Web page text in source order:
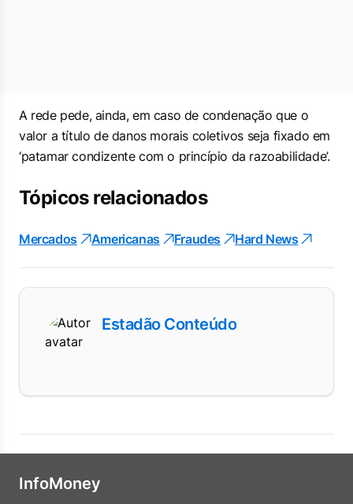
A rede pede, ainda, em caso de condenação que o
valor a título de danos morais coletivos seja fixado em
‘patamar condizente com o princípio da razoabilidade’.
Tópicos relacionados
Mercados Americanas Fraudes Hard News
Estadão Conteúdo
InfoMoney